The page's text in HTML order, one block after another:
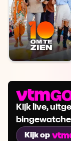
Kijk live,
Kijk op